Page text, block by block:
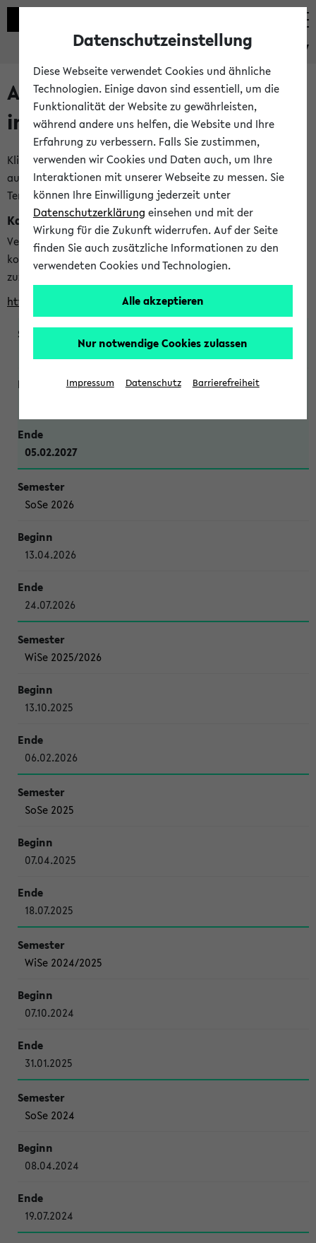
eKVV
Alle veröffentlichten Semester
im eKVV
Klicken Sie auf das Semester, welches Sie für Ihre Sitzung
auswählen möchten. Bitte beachten Sie auch die weiteren
Termine imKalender der Lehrplanung
Kalenderintegration
Verwenden Sie die folgende Adresse, um mit einer
kompatiblen Kalenderanwendung auf die Vorlesungszeiten
zuzugreifen (nähere Informationen
finden Sie hier
https://ekvv.uni-bielefeld.de/ws/calendar?vz
WiSe 2026/2027
05.02.2027
SoSe 2026
13.04.2026
24.07.2026
WiSe 2025/2026
13.10.2025
06.02.2026
SoSe 2025
07.04.2025
18.07.2025
WiSe 2024/2025
07.10.2024
31.01.2025
SoSe 2024
08.04.2024
19.07.2024
Datenschutzeinstellung
Diese Webseite verwendet Cookies und ähnliche
Technologien. Einige davon sind essentiell, um die
Funktionalität der Website zu gewährleisten,
während andere uns helfen, die Website und Ihre
Erfahrung zu verbessern. Falls Sie zustimmen,
verwenden wir Cookies und Daten auch, um Ihre
Interaktionen mit unserer Webseite zu messen. Sie
können Ihre Einwilligung jederzeit unter
Datenschutzerklärung einsehen und mit der
Wirkung für die Zukunft widerrufen. Auf der Seite
finden Sie auch zusätzliche Informationen zu den
verwendeten Cookies und Technologien.
Alle akzeptieren
Nur notwendige Cookies zulassen
Impressum Datenschutz Barrierefreiheit